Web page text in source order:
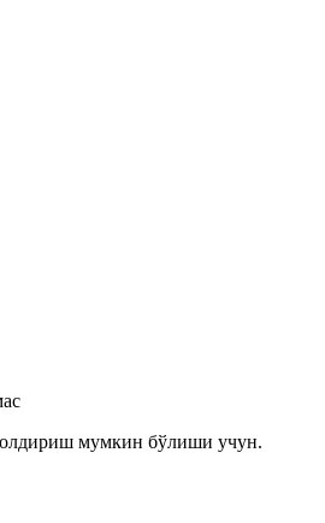
мумкин бўлиши учун.